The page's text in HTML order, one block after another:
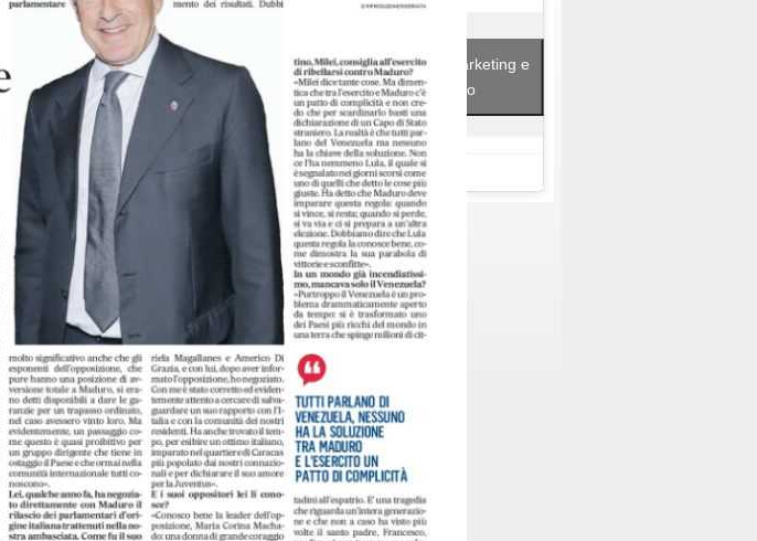
Fai clic per accettare i cookie marketing e
abilitare questo contenuto